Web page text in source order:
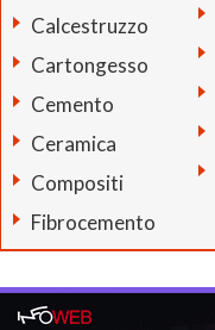
Calcestruzzo
Cartongesso
Cemento
Ceramica
Compositi
Fibrocemento